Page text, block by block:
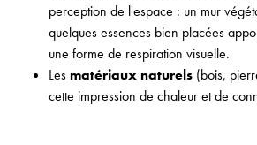
perception de l'espace : un mur
quelques essences bien placées
une forme de respiration visuelle.
Lesmatériaux naturels (bois,
cette impression de chaleur et de